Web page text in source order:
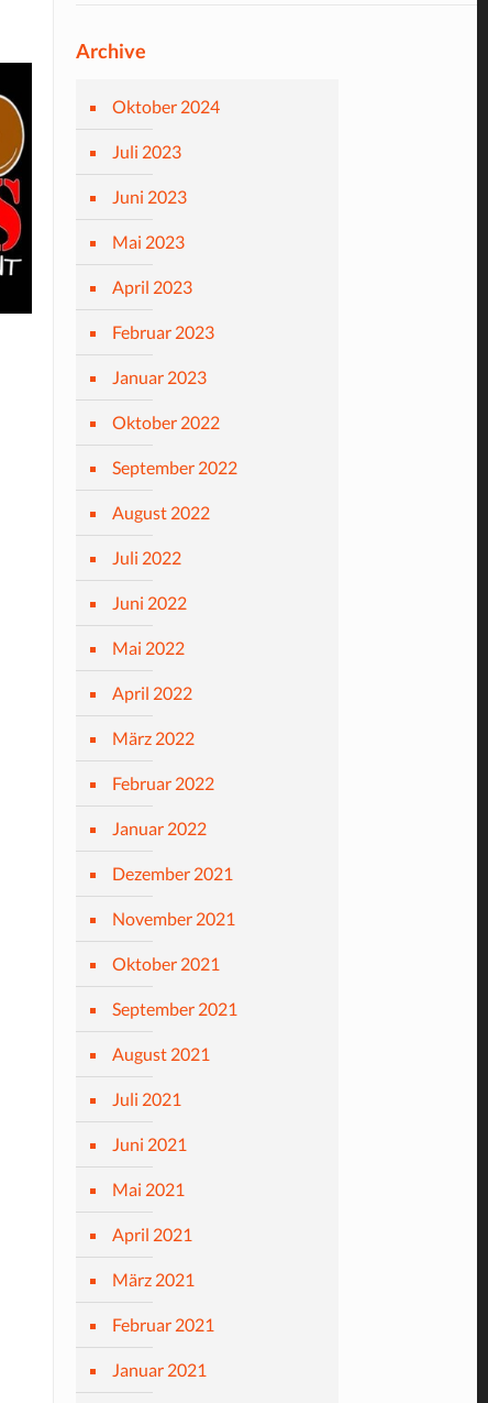
Archive
Oktober 2024
Juli 2023
Juni 2023
Mai 2023
April 2023
Februar 2023
Januar 2023
Oktober 2022
September 2022
August 2022
Juli 2022
Juni 2022
Mai 2022
April 2022
März 2022
Februar 2022
Januar 2022
Dezember 2021
November 2021
Oktober 2021
September 2021
August 2021
Juli 2021
Juni 2021
Mai 2021
April 2021
März 2021
Februar 2021
Januar 2021